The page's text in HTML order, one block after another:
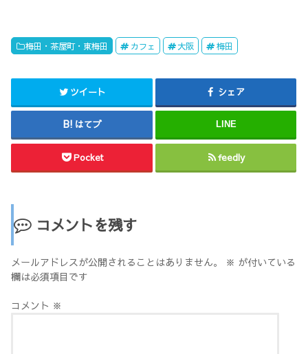
梅田・茶屋町・東梅田 カフェ 大阪 梅田
ツイート シェア
はてブ LINE
Pocket feedly
コメントを残す
メールアドレスが公開されることはありません。 ※ が付いている
欄は必須項目です
コメント ※